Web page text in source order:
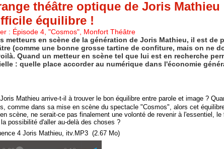
théâtre optique de Joris
équilibre !
: Épisode 4, "Cosmos", Monfort Théâtre
metteurs en scène de la génération de Joris Mathieu, il est
(comme une bonne grosse tartine de confiture, mais on ne
Quand un metteur en scène tel que lui est en recherche
: quelle place accorder au numérique dans l'économie
Mathieu arrive-t-il à trouver le bon équilibre entre parole et image ?
comme dans sa mise en scène du spectacle "Cosmos", alors cet
scène, ne serait-ce pas finalement une volonté de revenir à l'essentiel,
possibilité d'aller au-delà des choses ?
4 Joris Mathieu, itv.MP3 (2.67 Mo)